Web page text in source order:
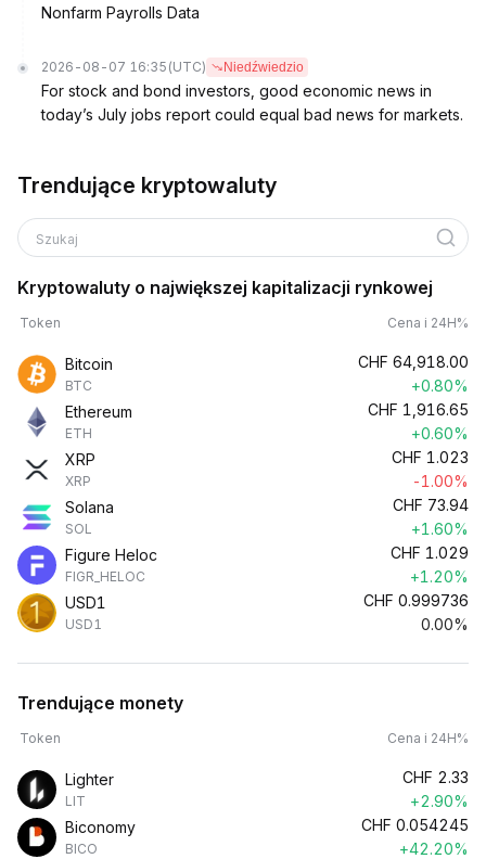
Nonfarm Payrolls Data
2026-08-07 16:35 (UTC) Niedźwiedzio
For stock and bond investors, good economic news in
today’s July jobs report could equal bad news for markets.
Trendujące kryptowaluty
Szukaj
Kryptowaluty o największej kapitalizacji rynkowej
Token Cena i 24H%
Bitcoin
BTC
CHF 64,918.00
+0.80%
Ethereum
ETH
CHF 1,916.65
+0.60%
XRP
XRP
CHF 1.023
-1.00%
Solana
SOL
CHF 73.94
+1.60%
Figure Heloc
FIGR_HELOC
CHF 1.029
+1.20%
USD1
USD1
CHF 0.999736
0.00%
Trendujące monety
Token Cena i 24H%
Lighter
LIT
CHF 2.33
+2.90%
Biconomy
BICO
CHF 0.054245
+42.20%